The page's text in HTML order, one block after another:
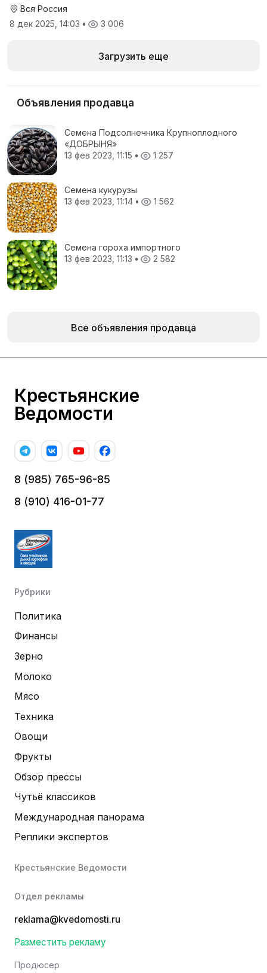
Вся Россия
8 дек 2025, 14:03 • 3 006
Загрузить еще
Объявления продавца
Семена Подсолнечника Крупноплодного
«ДОБРЫНЯ»
13 фев 2023, 11:15 • 1 257
Семена кукурузы
13 фев 2023, 11:14 • 1 562
Семена гороха импортного
13 фев 2023, 11:13 • 2 582
Все объявления продавца
Крестьянские
Ведомости
8 (985) 765-96-85
8 (910) 416-01-77
Рубрики
Политика
Финансы
Зерно
Молоко
Мясо
Техника
Овощи
Фрукты
Обзор прессы
Чутьё классиков
Международная панорама
Реплики экспертов
Крестьянские Ведомости
Отдел рекламы
reklama@kvedomosti.ru
Разместить рекламу
Продюсер